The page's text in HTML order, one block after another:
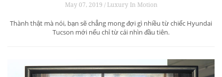
May 07, 2019 / Luxury In Motion
Thành thật mà nói, bạn sẽ chẳng mong đợi gì nhiều từ chiếc Hyundai
Tucson mới nếu chỉ từ cái nhìn đầu tiên.